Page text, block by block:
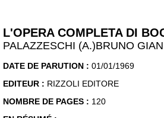
L'OPERA COMPLETA DI
PALAZZESCHI (A.)BRUNO
DATE DE PARUTION : 01/01/1969
EDITEUR : RIZZOLI EDITORE
NOMBRE DE PAGES : 120